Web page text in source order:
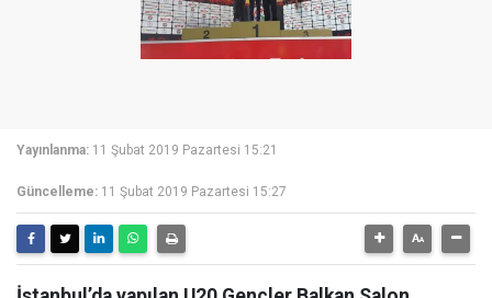
Yayınlanma: 11 Şubat 2019 Pazartesi 15:21
Güncelleme: 11 Şubat 2019 Pazartesi 15:27